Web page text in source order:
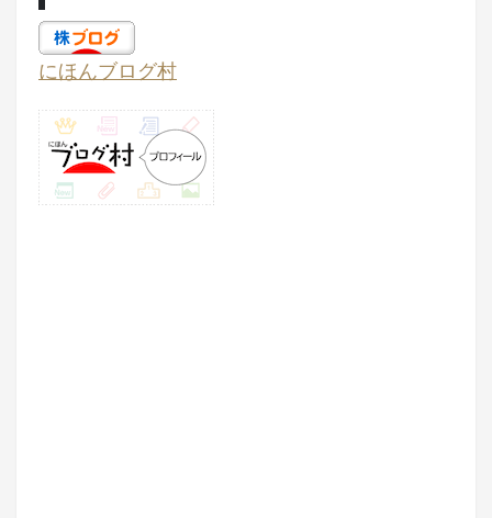
にほんブログ村